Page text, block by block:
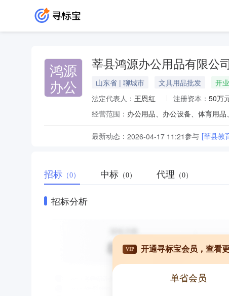
鸿源
办公
莘县鸿源办公用品有限公司
山东省 | 聊城市 文具用品批发
开业
法定代表人： 王恩红 注册资本： 50万
经营范围：
最新动态： 2026-04-17 11:21参与 [莘县教
招标 （0） 中标 （0） 代理 （0）
招标分析
VIP 开通寻标宝会员，查看
单省会员